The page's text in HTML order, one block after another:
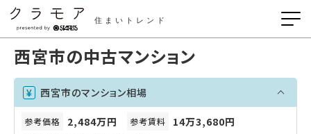
住まいトレンド
西宮市の中古マンション
西宮市のマンション相場
参考価格 2,484万円 参考賃料 14万3,680円